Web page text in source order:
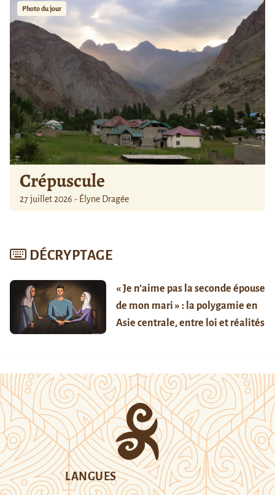
Photo du jour
Crépuscule
27 juillet 2026 - Élyne Dragée
DÉCRYPTAGE
« Je n’aime pas la seconde épouse
de mon mari » : la polygamie en
Asie centrale, entre loi et réalités
LANGUES